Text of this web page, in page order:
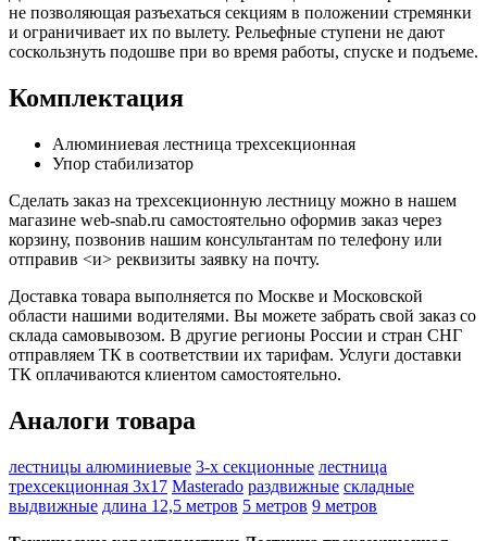
не позволяющая разъехаться секциям в положении стремянки
и ограничивает их по вылету. Рельефные ступени не дают
соскользнуть подошве при во время работы, спуске и подъеме.
Комплектация
Алюминиевая лестница трехсекционная
Упор стабилизатор
Сделать заказ на трехсекционную лестницу можно в нашем
магазине web-snab.ru самостоятельно оформив заказ через
корзину, позвонив нашим консультантам по телефону или
отправив <и> реквизиты заявку на почту.
Доставка товара выполняется по Москве и Московской
области нашими водителями. Вы можете забрать свой заказ со
склада самовывозом. В другие регионы России и стран СНГ
отправляем ТК в соответствии их тарифам. Услуги доставки
ТК оплачиваются клиентом самостоятельно.
Аналоги товара
лестницы алюминиевые 3-х секционные лестница
трехсекционная 3х17 Masterado раздвижные складные
выдвижные длина 12,5 метров 5 метров 9 метров